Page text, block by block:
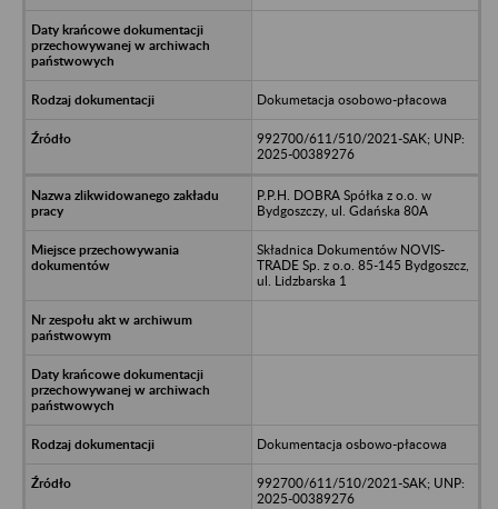
Dokumetacja osobowo-płacowa
992700/611/510/2021-SAK; UNP:
2025-00389276
P.P.H. DOBRA Spółka z o.o. w
Bydgoszczy, ul. Gdańska 80A
Składnica Dokumentów NOVIS-
TRADE Sp. z o.o. 85-145 Bydgoszcz,
ul. Lidzbarska 1
Dokumentacja osbowo-płacowa
992700/611/510/2021-SAK; UNP:
2025-00389276